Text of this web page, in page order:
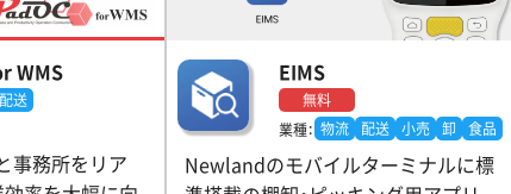
WMS
配送
事務所をリア
EIMS
無料
業種： 物流 配送 小売 卸 食品
Newlandのモバイルターミナルに標